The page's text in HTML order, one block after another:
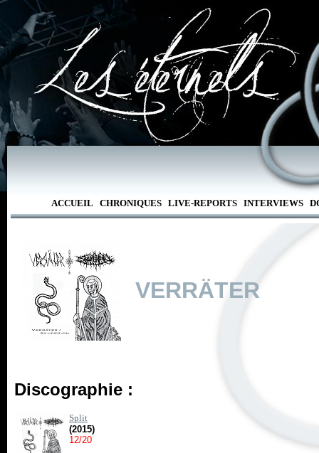
ACCUEIL CHRONIQUES LIVE-REPORTS INTERVIEWS
VERRÄTER
Discographie :
Split
(2015)
12/20